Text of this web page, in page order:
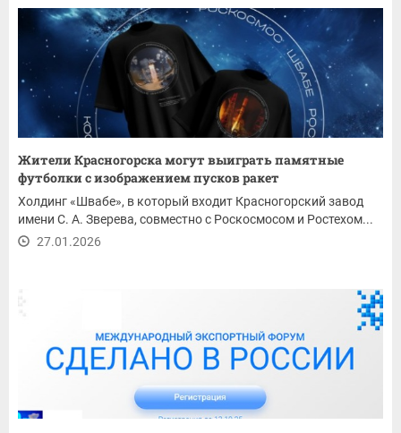
Жители Красногорска могут выиграть памятные
футболки с изображением пусков ракет
Холдинг «Швабе», в который входит Красногорский завод
имени С. А. Зверева, совместно с Роскосмосом и Ростехом...
27.01.2026